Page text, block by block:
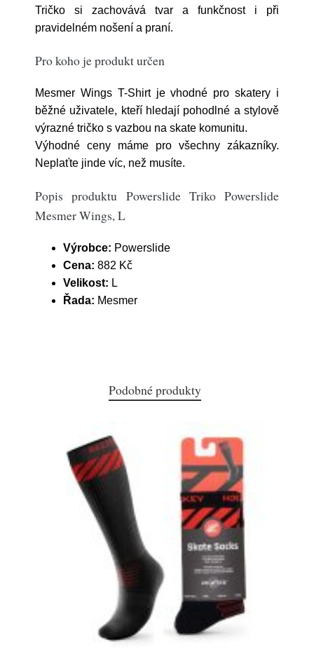
Tričko si zachovává tvar a funkčnost i při
pravidelném nošení a praní.
Pro koho je produkt určen
Mesmer Wings T-Shirt je vhodné pro skatery i
běžné uživatele, kteří hledají pohodlné a stylově
výrazné tričko s vazbou na skate komunitu.
Výhodné ceny máme pro všechny zákazníky.
Neplaťte jinde víc, než musíte.
Popis produktu Powerslide Triko Powerslide
Mesmer Wings, L
Výrobce: Powerslide
Cena: 882 Kč
Velikost: L
Řada: Mesmer
Podobné produkty